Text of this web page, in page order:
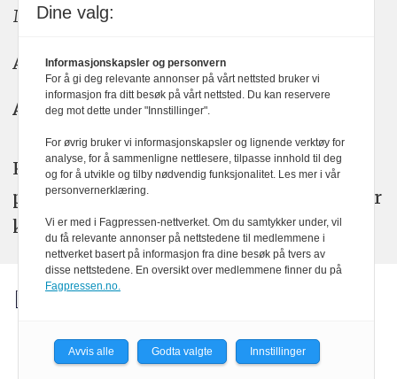
Meninger: meninger@kom24.no
Annonse: annonse@watchmedia.no
Abonnement:kom24@watchmedia.no
KOM24 arbeider etter Vær Varsom-
plakatens regler for god presseskikk. Her
kan du lese mer omPFUsarbeid.
Dine valg:
Informasjonskapsler og personvern
For å gi deg relevante annonser på vårt nettsted bruker vi
informasjon fra ditt besøk på vårt nettsted. Du kan reservere
deg mot dette under "Innstillinger".
For øvrig bruker vi informasjonskapsler og lignende verktøy for
analyse, for å sammenligne nettlesere, tilpasse innhold til deg
og for å utvikle og tilby nødvendig funksjonalitet. Les mer i vår
personvernerklæring.
Vi er med i Fagpressen-nettverket. Om du samtykker under, vil
du få relevante annonser på nettstedene til medlemmene i
nettverket basert på informasjon fra dine besøk på tvers av
disse nettstedene. En oversikt over medlemmene finner du på
Fagpressen.no.
Avvis alle Godta valgte Innstillinger